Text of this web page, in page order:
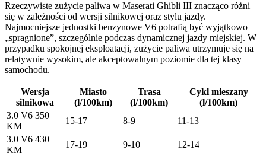
Rzeczywiste zużycie paliwa w Maserati Ghibli III znacząco różni
się w zależności od wersji silnikowej oraz stylu jazdy.
Najmocniejsze jednostki benzynowe V6 potrafią być wyjątkowo
„spragnione”, szczególnie podczas dynamicznej jazdy miejskiej. W
przypadku spokojnej eksploatacji, zużycie paliwa utrzymuje się na
relatywnie wysokim, ale akceptowalnym poziomie dla tej klasy
samochodu.
Wersja
silnikowa
Miasto
(l/100km)
Trasa
(l/100km)
Cykl mieszany
(l/100km)
3.0 V6 350
KM
15-17 8-9
11-13
3.0 V6 430
KM
17-19 9-10
12-14